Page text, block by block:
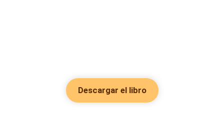
Descargar el libro